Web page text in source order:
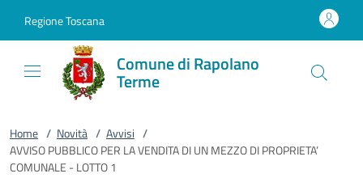
Regione Toscana
Comune di Rapolano
Terme
Home / Novità / Avvisi /
AVVISO PUBBLICO PER LA VENDITA DI UN MEZZO DI PROPRIETA’
COMUNALE - LOTTO 1